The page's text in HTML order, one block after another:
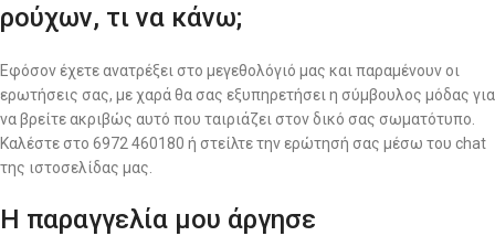
ρούχων, τι να κάνω;
Εφόσον έχετε ανατρέξει στο μεγεθολόγιό μας και παραμένουν οι
ερωτήσεις σας, με χαρά θα σας εξυπηρετήσει η σύμβουλος μόδας για
να βρείτε ακριβώς αυτό που ταιριάζει στον δικό σας σωματότυπο.
Καλέστε στο 6972 460180 ή στείλτε την ερώτησή σας μέσω του chat
της ιστοσελίδας μας.
Η παραγγελία μου άργησε